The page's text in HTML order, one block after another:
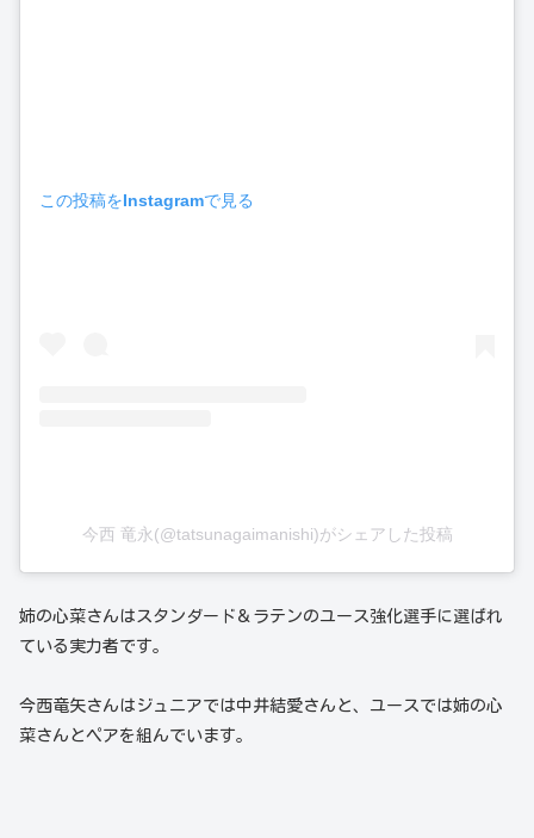
この投稿をInstagramで見る
今西 竜永(@tatsunagaimanishi)がシェアした投稿
姉の心菜さんはスタンダード＆ラテンのユース強化選手に選ばれ
ている実力者です。
今西竜矢さんはジュニアでは中井結愛さんと、ユースでは姉の心
菜さんとペアを組んでいます。